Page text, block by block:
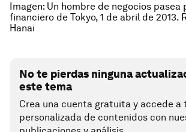
Imagen: Un hombre de negocios
financiero de Tokyo, 1 de abril de 2013.
Hanai
No te pierdas ninguna
este tema
Crea una cuenta gratuita y accede a
personalizada de contenidos con